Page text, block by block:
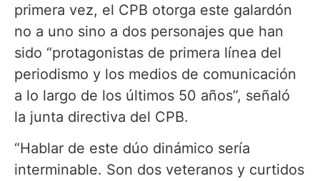
primera vez, el CPB otorga este galardón
no a uno sino a dos personajes que han
sido “protagonistas de primera línea del
periodismo y los medios de comunicación
a lo largo de los últimos 50 años”, señaló
la junta directiva del CPB.
“Hablar de este dúo dinámico sería
interminable. Son dos veteranos y curtidos